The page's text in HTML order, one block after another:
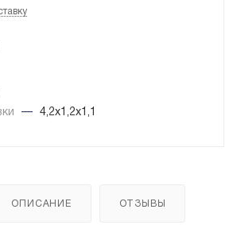
— 4,2x1,2x1,1
ОПИСАНИЕ ОТЗЫВЫ